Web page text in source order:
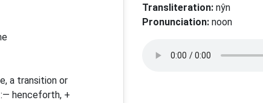
a transition or
henceforth, +
Transliteration: nŷn
Pronunciation: noon